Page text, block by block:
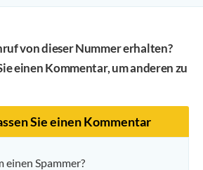
von dieser Nummer erhalten?
einen Kommentar, um anderen zu
Sie einen Kommentar
einen Spammer?